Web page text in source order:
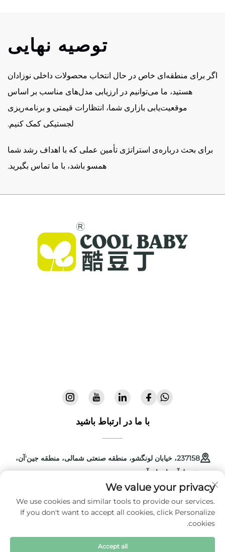
توصیه نهایی
اگر برای منطقه‌ای خاص در حال انتخاب محصولات داخلی نوزادان
هستید، ما می‌توانیم در ارزیابی مدل‌های مناسب بر اساس
موقعیت‌یابی بازاری شما، انتظارات قیمتی و برنامه‌ریزی
لجستیکی کمک کنیم.
برای بحث درباره‌ی استراتژی تأمین عملی که با اهداف رشد شما
همسو باشد، با ما تماس بگیرید.
با ما در ارتباط باشید
237158، خیابان لونگشو، منطقه صنعتی شمالی، منطقه جین'آن،
شهر لوآن، استان آنهوی، چین
+86-13516489604
[email protected]
We value your privacy
We use cookies and similar tools to provide our services.
If you don't want to accept all cookies, click Personalize
cookies.
Accept all